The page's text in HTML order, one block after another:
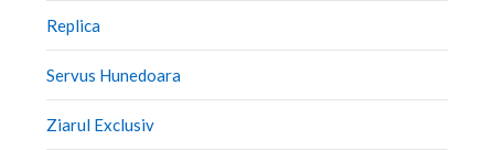
Replica
Servus Hunedoara
Ziarul Exclusiv